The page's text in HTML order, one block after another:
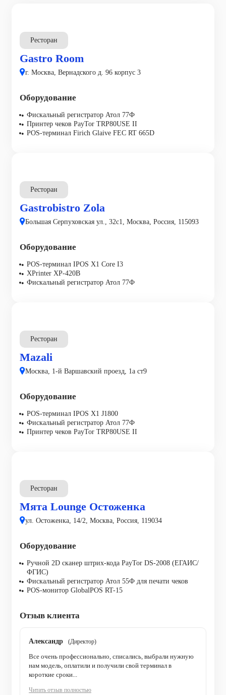
Ресторан
Gastro Room
г. Москва, Вернадского д. 96 корпус 3
Оборудование
Фискальный регистратор Атол 77Ф
Принтер чеков PayTor TRP80USE II
POS-терминал Firich Glaive FEC RT 665D
Ресторан
Gastrobistro Zola
Большая Серпуховская ул., 32с1, Москва, Россия, 115093
Оборудование
POS-терминал IPOS X1 Core I3
XPrinter XP-420B
Фискальный регистратор Атол 77Ф
Ресторан
Mazali
Москва, 1-й Варшавский проезд, 1а ст9
Оборудование
POS-терминал IPOS X1 J1800
Фискальный регистратор Атол 77Ф
Принтер чеков PayTor TRP80USE II
Ресторан
Мята Lounge Остоженка
ул. Остоженка, 14/2, Москва, Россия, 119034
Оборудование
Ручной 2D сканер штрих-кода PayTor DS-2008 (ЕГАИС/
ФГИС)
Фискальный регистратор Атол 55Ф для печати чеков
POS-монитор GlobalPOS RT-15
Отзыв клиента
Александр (Директор)
Все очень профессионально, списались, выбрали нужную
нам модель, оплатили и получили свой терминал в
короткие сроки...
Читать отзыв полностью